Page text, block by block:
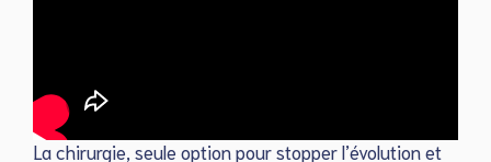
La chirurgie, seule option pour stopper l’évolution et